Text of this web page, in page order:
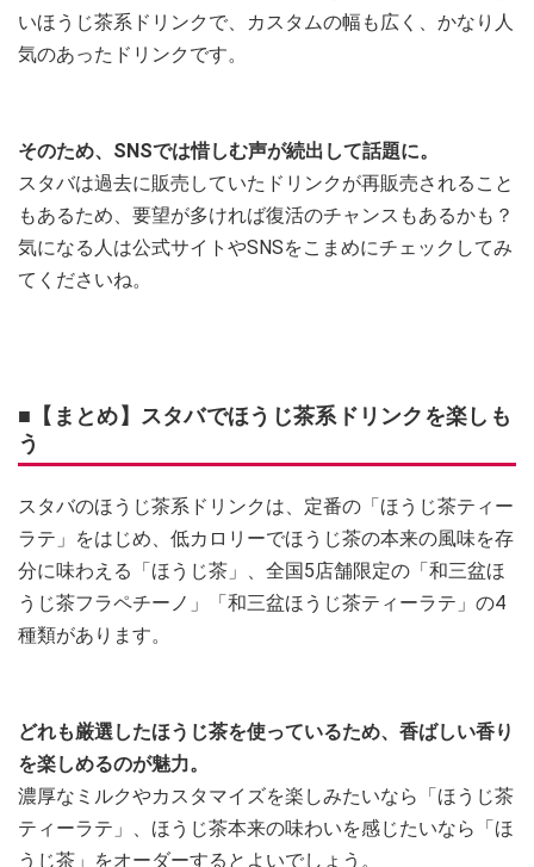
いほうじ茶系ドリンクで、カスタムの幅も広く、かなり人
気のあったドリンクです。
そのため、SNSでは惜しむ声が続出して話題に。
スタバは過去に販売していたドリンクが再販売されること
もあるため、要望が多ければ復活のチャンスもあるかも？
気になる人は公式サイトやSNSをこまめにチェックしてみ
てくださいね。
■【まとめ】スタバでほうじ茶系ドリンクを楽しも
う
スタバのほうじ茶系ドリンクは、定番の「ほうじ茶ティー
ラテ」をはじめ、低カロリーでほうじ茶の本来の風味を存
分に味わえる「ほうじ茶」、全国5店舗限定の「和三盆ほ
うじ茶フラペチーノ」「和三盆ほうじ茶ティーラテ」の4
種類があります。
どれも厳選したほうじ茶を使っているため、香ばしい香り
を楽しめるのが魅力。
濃厚なミルクやカスタマイズを楽しみたいなら「ほうじ茶
ティーラテ」、ほうじ茶本来の味わいを感じたいなら「ほ
うじ茶」をオーダーするとよいでしょう。